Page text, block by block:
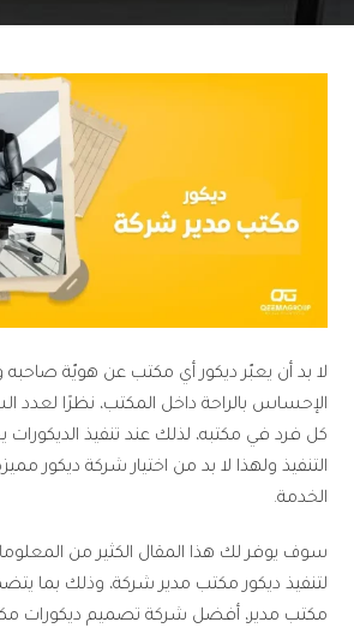
لا بد أن يعبّر ديكور أي مكتب عن هويّة
الإحساس بالراحة داخل المكتب، نظرًا لعدد
كل فرد في مكتبه، لذلك عند تنفيذ
التنفيذ ولهذا لا بد من اختيار شركة ديكور
الخدمة.
سوف يوفر لك هذا المقال الكثير من
لتنفيذ ديكور مكتب مدير شركة، وذلك بما
مكتب مدير، أفضل شركة تصميم ديكورات